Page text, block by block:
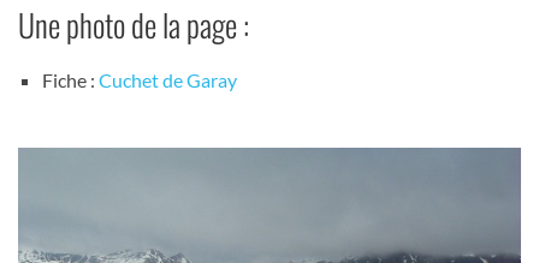
Une photo de la page :
Fiche : Cuchet de Garay